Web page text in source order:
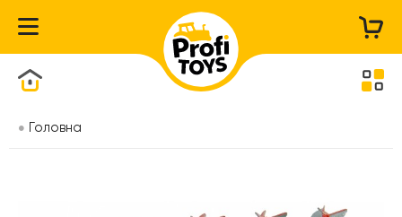
Головна
Каталог товарів